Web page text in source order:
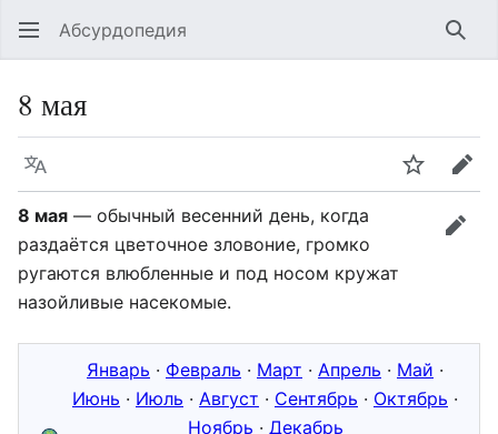
Абсурдопедия
8 мая
Язык
8 мая — обычный весенний день, когда
раздаётся цветочное зловоние, громко
ругаются влюбленные и под носом кружат
назойливые насекомые.
Январь · Февраль · Март · Апрель · Май ·
Июнь · Июль · Август · Сентябрь · Октябрь ·
Ноябрь · Декабрь